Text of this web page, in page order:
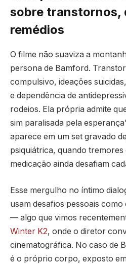
sobre transtornos,
remédios
O filme não suaviza a
persona de Bamford.
compulsivo, ideações
e dependência de
rodeios. Ela própria admite
sim paralisada pela
aparece em um set gravado
psiquiátrica, quando tremores
medicação ainda desafiam
Esse mergulho no íntimo
usam desafios pessoais
— algo que vimos
Winter K2, onde o diretor
cinematográfica. No caso de
é o próprio corpo, exposto